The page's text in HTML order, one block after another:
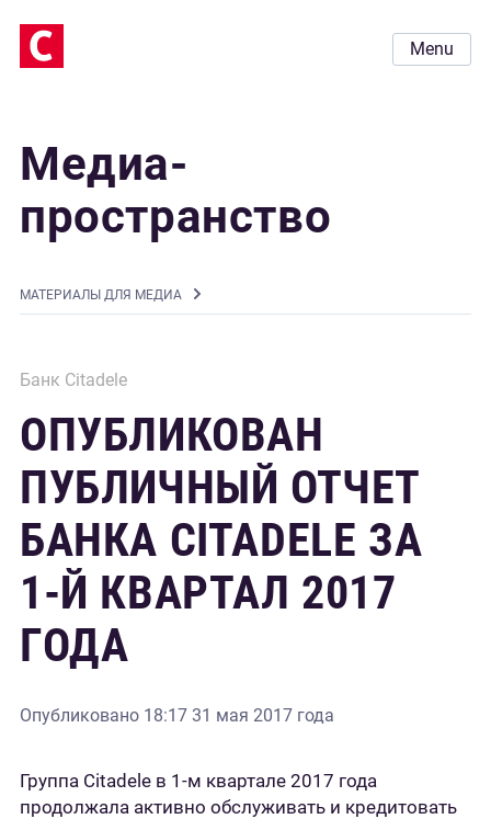
Menu
Медиа-
пространство
MАТЕРИАЛЫ ДЛЯ МЕДИА
Банк Citadele
ОПУБЛИКОВАН
ПУБЛИЧНЫЙ ОТЧЕТ
БАНКА CITADELE ЗА
1-Й КВАРТАЛ 2017
ГОДА
Опубликовано 18:17 31 мая 2017 года
Группа Citadele в 1-м квартале 2017 года
продолжала активно обслуживать и кредитовать